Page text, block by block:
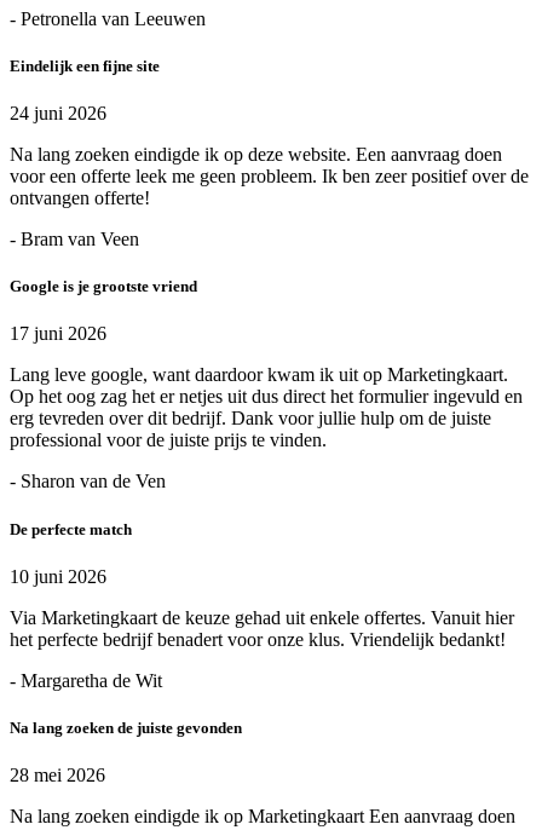
- Petronella van Leeuwen
Eindelijk een fijne site
24 juni 2026
Na lang zoeken eindigde ik op deze website. Een aanvraag doen
voor een offerte leek me geen probleem. Ik ben zeer positief over de
ontvangen offerte!
- Bram van Veen
Google is je grootste vriend
17 juni 2026
Lang leve google, want daardoor kwam ik uit op Marketingkaart.
Op het oog zag het er netjes uit dus direct het formulier ingevuld en
erg tevreden over dit bedrijf. Dank voor jullie hulp om de juiste
professional voor de juiste prijs te vinden.
- Sharon van de Ven
De perfecte match
10 juni 2026
Via Marketingkaart de keuze gehad uit enkele offertes. Vanuit hier
het perfecte bedrijf benadert voor onze klus. Vriendelijk bedankt!
- Margaretha de Wit
Na lang zoeken de juiste gevonden
28 mei 2026
Na lang zoeken eindigde ik op Marketingkaart Een aanvraag doen